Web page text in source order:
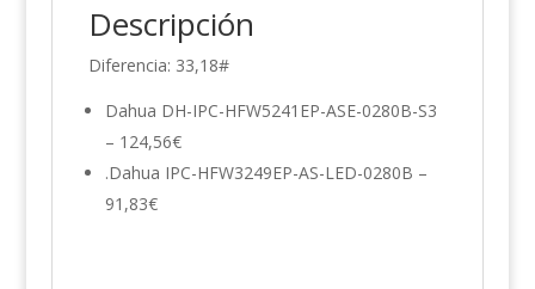
Descripción
Diferencia: 33,18#
Dahua DH-IPC-HFW5241EP-ASE-0280B-S3
– 124,56€
.Dahua IPC-HFW3249EP-AS-LED-0280B –
91,83€